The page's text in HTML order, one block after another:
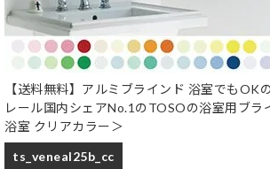
【送料無料】アルミブラインド 浴室でもOK
レール国内シェアNo.1のTOSOの浴室用ブラ
浴室 クリアカラー＞
ts_veneal25b_cc